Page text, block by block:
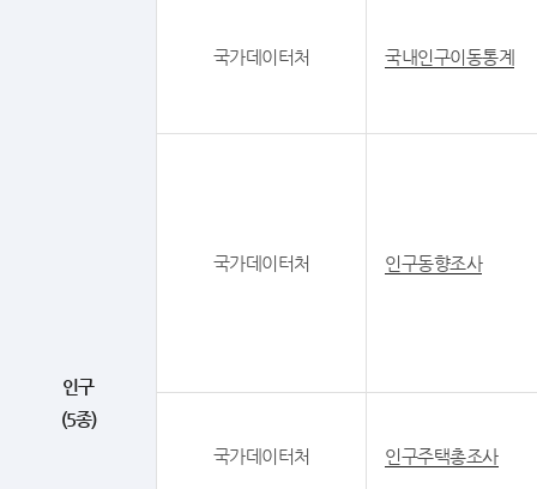
인구
(5종)
국가데이터처 국내인구이동통계
국가데이터처 인구동향조사
국가데이터처 인구주택총조사